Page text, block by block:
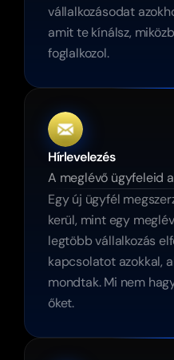
vállalkozásodat
amit te kínálsz,
foglalkozol.
Hírlevelezés
A meglévő ügyfeleid
Egy új ügyfél
kerül, mint egy
legtöbb vállalkozás
kapcsolatot azokkal,
mondtak. Mi nem
őket.